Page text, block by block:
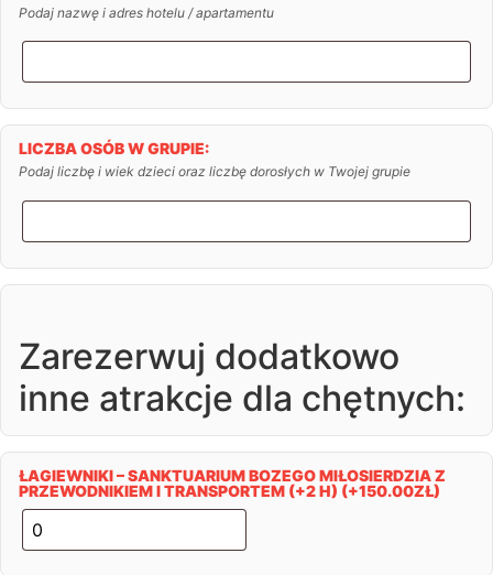
Podaj nazwę i adres hotelu / apartamentu
LICZBA OSÓB W GRUPIE:
Podaj liczbę i wiek dzieci oraz liczbę dorosłych w Twojej grupie
Zarezerwuj dodatkowo
inne atrakcje dla chętnych:
ŁAGIEWNIKI – SANKTUARIUM BOZEGO MIŁOSIERDZIA Z
PRZEWODNIKIEM I TRANSPORTEM (+2 H) (+150.00ZŁ)